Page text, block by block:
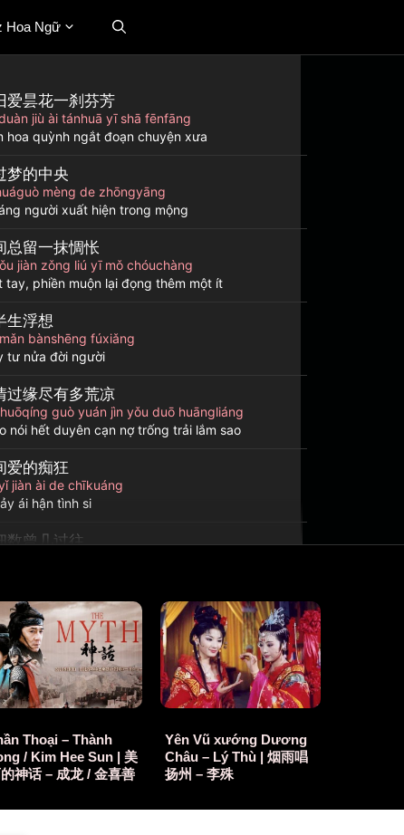
Hoa Ngữ
爱昙花一刹芬芳
jiù ài tánhuā yī shā fēnfāng
hoa quỳnh ngắt đoạn chuyện xưa
梦的中央
mèng de zhōngyāng
người xuất hiện trong mộng
总留一抹惆怅
jiàn zǒng liú yī mǒ chóuchàng
tay, phiền muộn lại đọng thêm một ít
生浮想
bànshēng fúxiǎng
tư nửa đời người
过缘尽有多荒凉
guò yuán jìn yǒu duō huāngliáng
nói hết duyên cạn nợ trống trải lắm sao
爱的痴狂
jiàn ài de chīkuáng
ái hận tình si
数曾几过往
当初模样
nǐ hái rú dāngchū múyàng
chàng vẫn là chàng lúc xưa
场
yī chǎng
往
yī wǎng
Thoại – Thành
/ Kim Hee Sun | 美
神话 – 成龙 / 金喜善
Yên Vũ xướng Dương
Châu – Lý Thù | 烟雨唱
扬州 – 李殊